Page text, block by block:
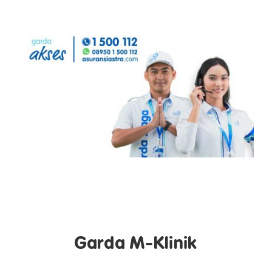
Garda M-Klinik